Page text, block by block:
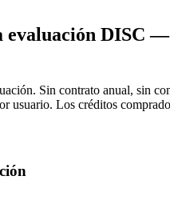
evaluación DISC
Sin contrato anual, sin
usuario. Los créditos